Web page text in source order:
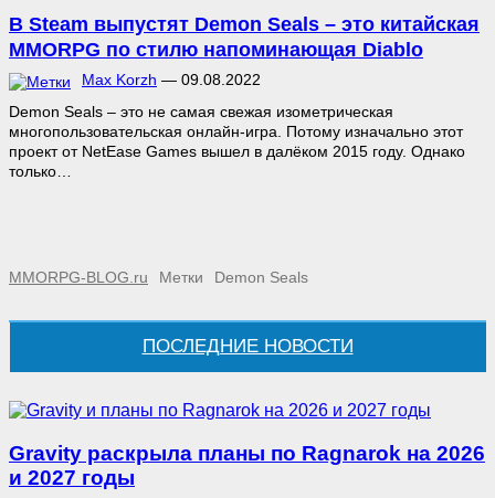
В Steam выпустят Demon Seals – это китайская
MMORPG по стилю напоминающая Diablo
Max Korzh — 09.08.2022
Demon Seals – это не самая свежая изометрическая
многопользовательская онлайн-игра. Потому изначально этот
проект от NetEase Games вышел в далёком 2015 году. Однако
только…
MMORPG-BLOG.ru Метки Demon Seals
ПОСЛЕДНИЕ НОВОСТИ
Gravity раскрыла планы по Ragnarok на 2026
и 2027 годы